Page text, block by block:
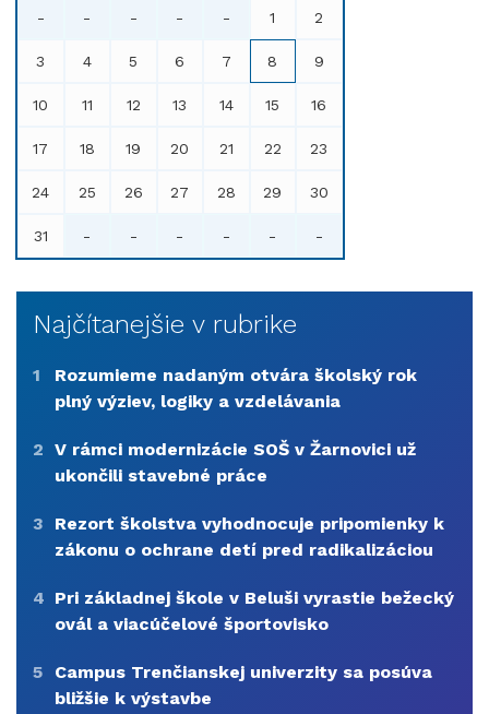
- - - - - 1 2
3 4 5 6 7 8 9
10 11 12 13 14 15 16
17 18 19 20 21 22 23
24 25 26 27 28 29 30
31 - - - - - -
Najčítanejšie v rubrike
1
Rozumieme nadaným otvára školský rok
plný výziev, logiky a vzdelávania
2 V rámci modernizácie SOŠ v Žarnovici už
ukončili stavebné práce
3
Rezort školstva vyhodnocuje pripomienky k
zákonu o ochrane detí pred radikalizáciou
4 Pri základnej škole v Beluši vyrastie bežecký
ovál a viacúčelové športovisko
5
Campus Trenčianskej univerzity sa posúva
bližšie k výstavbe